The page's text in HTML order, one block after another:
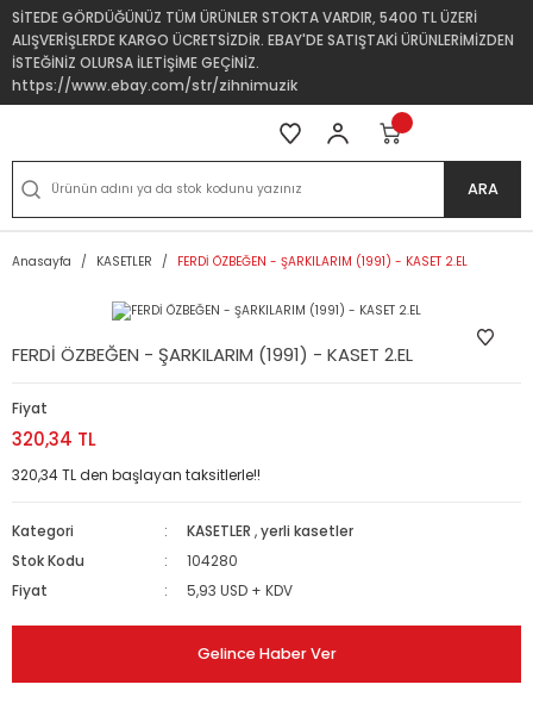
SİTEDE GÖRDÜĞÜNÜZ TÜM ÜRÜNLER STOKTA VARDIR, 5400 TL ÜZERİ
ALIŞVERİŞLERDE KARGO ÜCRETSİZDİR. EBAY'DE SATIŞTAKİ ÜRÜNLERİMİZDEN
İSTEĞİNİZ OLURSA İLETİŞİME GEÇİNİZ.
https://www.ebay.com/str/zihnimuzik
ARA
Anasayfa KASETLER FERDİ ÖZBEĞEN - ŞARKILARIM (1991) - KASET 2.EL
FERDİ ÖZBEĞEN - ŞARKILARIM (1991) - KASET 2.EL
Fiyat
320,34 TL
320,34 TL den başlayan taksitlerle!!
Kategori KASETLER ,yerli kasetler
Stok Kodu
104280
Fiyat
5,93 USD + KDV
Gelince Haber Ver